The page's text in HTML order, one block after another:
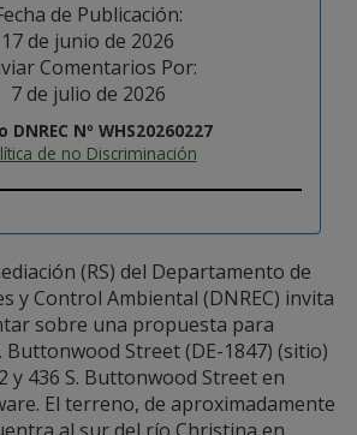
de Publicación:
17 de junio de 2026
Comentarios Por:
7 de julio de 2026
DNREC Nº WHS20260227
de no Discriminación
(RS) del Departamento de
y Control Ambiental (DNREC) invita
sobre una propuesta para
Buttonwood Street (DE-1847) (sitio)
y 436 S. Buttonwood Street en
El terreno, de aproximadamente